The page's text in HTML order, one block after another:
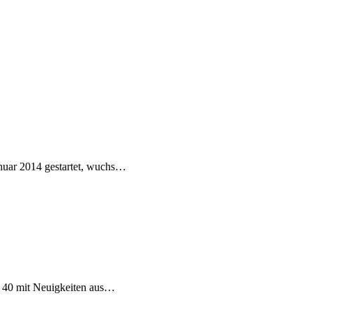
2014 gestartet, wuchs…
40 mit Neuigkeiten aus…